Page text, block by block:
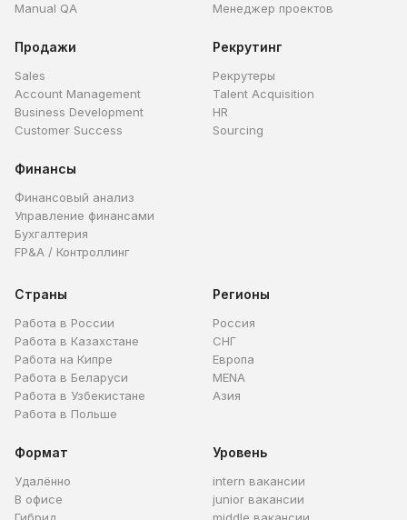
Manual QA
Менеджер проектов
Продажи
Sales
Account Management
Business Development
Customer Success
Рекрутинг
Рекрутеры
Talent Acquisition
HR
Sourcing
Финансы
Финансовый анализ
Управление финансами
Бухгалтерия
FP&A / Контроллинг
Страны
Работа в России
Работа в Казахстане
Работа на Кипре
Работа в Беларуси
Работа в Узбекистане
Работа в Польше
Регионы
Россия
СНГ
Европа
MENA
Азия
Формат
Удалённо
В офисе
Уровень
intern вакансии
junior вакансии